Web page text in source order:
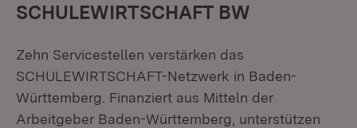
SCHULEWIRTSCHAFT BW
Zehn Servicestellen verstärken das
SCHULEWIRTSCHAFT-Netzwerk in Baden-
Württemberg. Finanziert aus Mitteln der
Arbeitgeber Baden-Württemberg, unterstützen